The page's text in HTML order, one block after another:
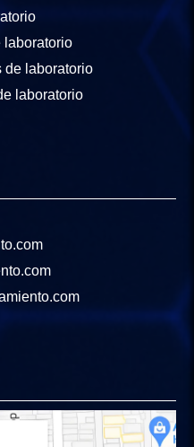
laboratorio
de laboratorio
laboratorio